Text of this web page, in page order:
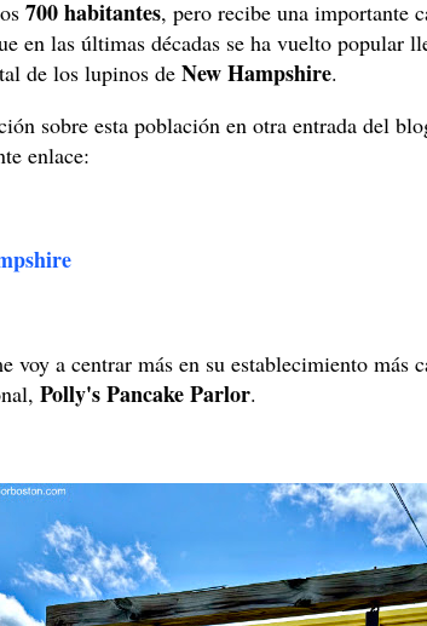
700 habitantes, pero recibe una importante
en las últimas décadas se ha vuelto popular
de los lupinos de New Hampshire.
sobre esta población en otra entrada del
enlace:
voy a centrar más en su establecimiento
Polly's Pancake Parlor.